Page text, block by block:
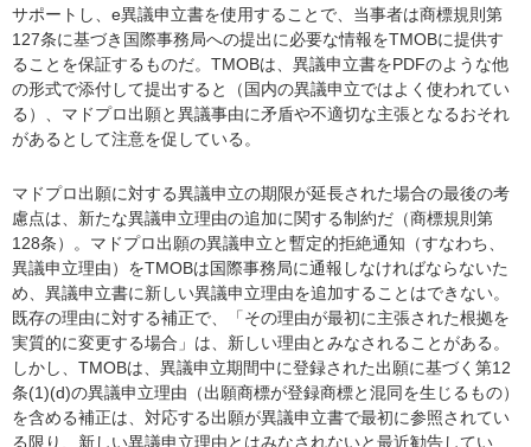
サポートし、e異議申立書を使用することで、当事者は商標規則第
127条に基づき国際事務局への提出に必要な情報をTMOBに提供す
ることを保証するものだ。TMOBは、異議申立書をPDFのような他
の形式で添付して提出すると（国内の異議申立ではよく使われてい
る）、マドプロ出願と異議事由に矛盾や不適切な主張となるおそれ
があるとして注意を促している。
マドプロ出願に対する異議申立の期限が延長された場合の最後の考
慮点は、新たな異議申立理由の追加に関する制約だ（商標規則第
128条）。マドプロ出願の異議申立と暫定的拒絶通知（すなわち、
異議申立理由）をTMOBは国際事務局に通報しなければならないた
め、異議申立書に新しい異議申立理由を追加することはできない。
既存の理由に対する補正で、「その理由が最初に主張された根拠を
実質的に変更する場合」は、新しい理由とみなされることがある。
しかし、TMOBは、異議申立期間中に登録された出願に基づく第12
条(1)(d)の異議申立理由（出願商標が登録商標と混同を生じるもの）
を含める補正は、対応する出願が異議申立書で最初に参照されてい
る限り、新しい異議申立理由とはみなされないと最近勧告してい